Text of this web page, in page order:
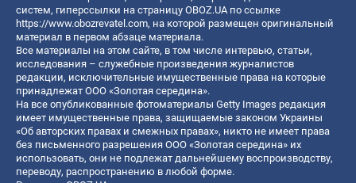
систем, гиперссылки на страницу OBOZ.UA по ссылке
https://www.obozrevatel.com, на которой размещен оригинальный
материал в первом абзаце материала.
Все материалы на этом сайте, в том числе интервью, статьи,
исследования – служебные произведения журналистов
редакции, исключительные имущественные права на которые
принадлежат ООО «Золотая середина».
На все опубликованные фотоматериалы Getty Images редакция
имеет имущественные права, защищаемые законом Украины
«Об авторских правах и смежных правах», никто не имеет права
без письменного разрешения ООО «Золотая середина» их
использовать, они не подлежат дальнейшему воспроизводству,
переводу, распространению в любой форме.